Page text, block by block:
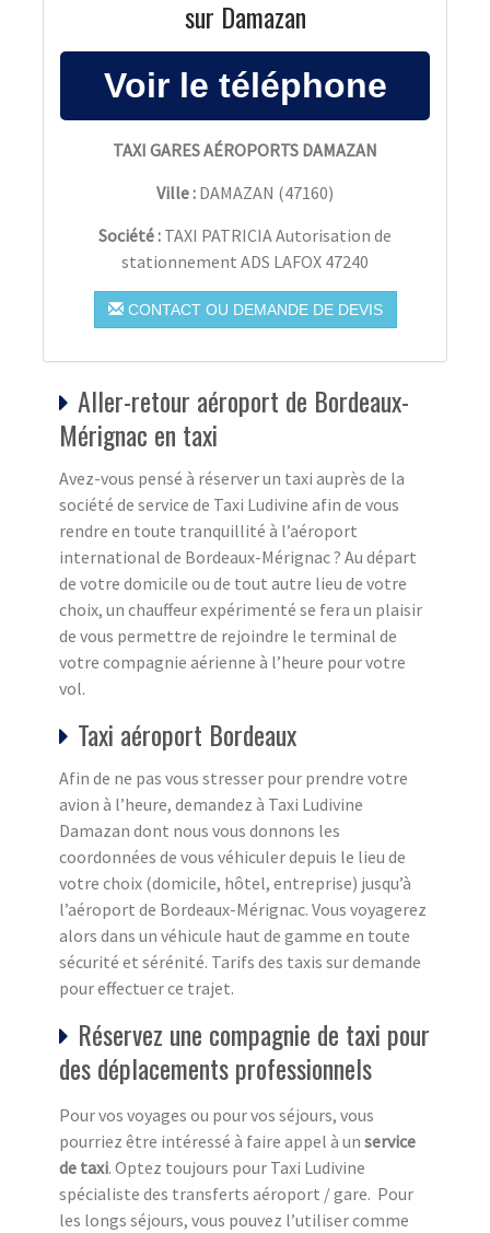
sur Damazan
TAXI GARES AÉROPORTS DAMAZAN
Ville : DAMAZAN (47160)
Société : TAXI PATRICIA Autorisation de
stationnement ADS LAFOX 47240
CONTACT OU DEMANDE DE DEVIS
Aller-retour aéroport de Bordeaux-
Mérignac en taxi
Avez-vous pensé à réserver un taxi auprès de la
société de service de Taxi Ludivine afin de vous
rendre en toute tranquillité à l’aéroport
international de Bordeaux-Mérignac ? Au départ
de votre domicile ou de tout autre lieu de votre
choix, un chauffeur expérimenté se fera un plaisir
de vous permettre de rejoindre le terminal de
votre compagnie aérienne à l’heure pour votre
vol.
Taxi aéroport Bordeaux
Afin de ne pas vous stresser pour prendre votre
avion à l’heure, demandez à Taxi Ludivine
Damazan dont nous vous donnons les
coordonnées de vous véhiculer depuis le lieu de
votre choix (domicile, hôtel, entreprise) jusqu’à
l’aéroport de Bordeaux-Mérignac. Vous voyagerez
alors dans un véhicule haut de gamme en toute
sécurité et sérénité. Tarifs des taxis sur demande
pour effectuer ce trajet.
Réservez une compagnie de taxi pour
des déplacements professionnels
Pour vos voyages ou pour vos séjours, vous
pourriez être intéressé à faire appel à un service
de taxi. Optez toujours pour Taxi Ludivine
spécialiste des transferts aéroport / gare. Pour
les longs séjours, vous pouvez l’utiliser comme